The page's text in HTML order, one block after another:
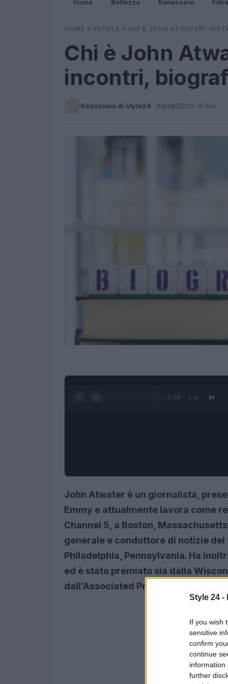
Style 24 -
If you wish
sensitive
confirm
continue
information
further
Home Bellezza Benessere
HOME » PEOPLE » CHI È JOHN ATWATER?
Chi è John
incontri,
Redazione di style24 · 08/08/2021 · 6 min
0:27 / 3:16 1 /4
John Atwater è un giornalista,
Emmy e attualmente lavora come
Channel 5, a Boston,
generale e conduttore di notizie
Philadelphia, Pennsylvania. Ha
ed è stato premiato sia dalla
dall’Associated Press